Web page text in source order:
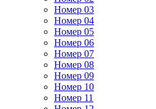
Номер 03
Номер 04
Номер 05
Номер 06
Номер 07
Номер 08
Номер 09
Номер 10
Номер 11